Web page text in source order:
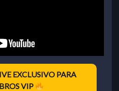
EXCLUSIVO PARA
VIP